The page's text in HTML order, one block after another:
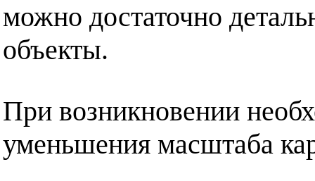
можно достаточно
объекты.
При возникновении
уменьшения масштаба